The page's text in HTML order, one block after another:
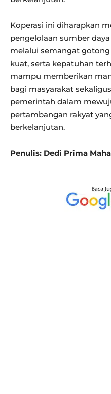
Koperasi ini diharapkan
pengelolaan sumber
melalui semangat
kuat, serta kepatuhan
mampu memberikan
bagi masyarakat
pemerintah dalam
pertambangan rakyat
berkelanjutan.
Penulis: Dedi Prima